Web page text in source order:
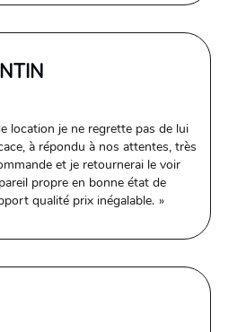
location je ne regrette pas de lui
à répondu à nos attentes, très
et je retournerai le voir
propre en bonne état de
qualité prix inégalable.